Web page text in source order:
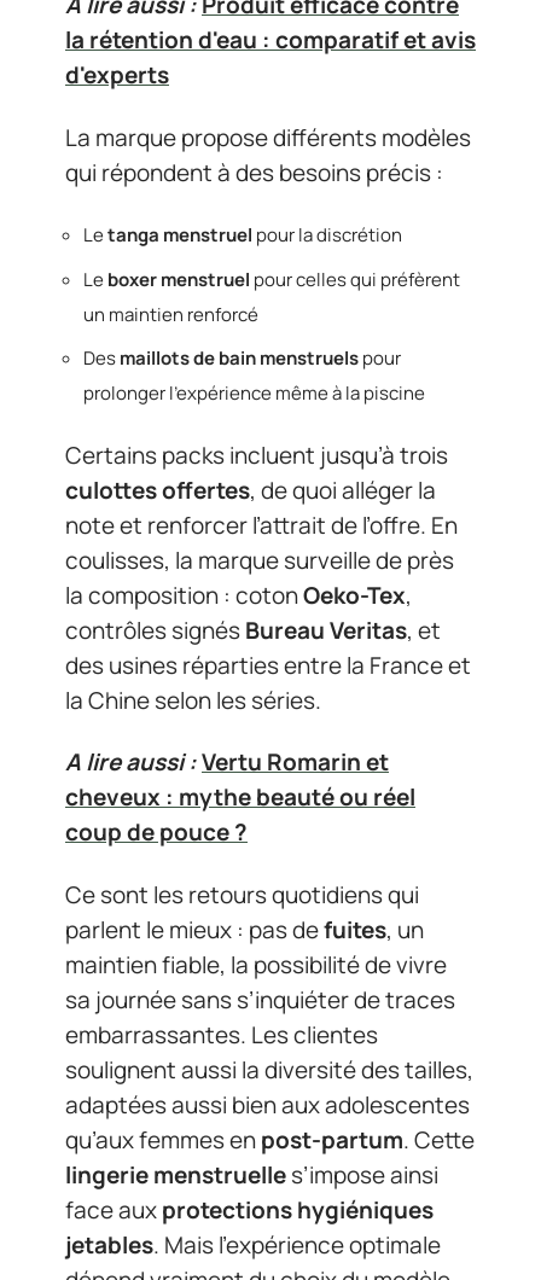
la rétention d'eau : comparatif et avis
d'experts
La marque propose différents modèles
qui répondent à des besoins précis :
Letanga menstruel pour la discrétion
Leboxer menstruel pour celles qui préfèrent
un maintien renforcé
Desmaillots de bain menstruelspour
prolonger l’expérience même à la piscine
Certains packs incluent jusqu’à trois
culottes offertes, de quoi alléger la
note et renforcer l’attrait de l’offre. En
coulisses, la marque surveille de près
la composition : cotonOeko-Tex,
contrôles signésBureau Veritas, et
des usines réparties entre la France et
la Chine selon les séries.
A lire aussi :Vertu Romarin et
cheveux : mythe beauté ou réel
coup de pouce ?
Ce sont les retours quotidiens qui
parlent le mieux : pas defuites, un
maintien fiable, la possibilité de vivre
sa journée sans s’inquiéter de traces
embarrassantes. Les clientes
soulignent aussi la diversité des tailles,
adaptées aussi bien aux adolescentes
qu’aux femmes enpost-partum. Cette
lingerie menstruelles’impose ainsi
face auxprotections hygiéniques
jetables. Mais l’expérience optimale